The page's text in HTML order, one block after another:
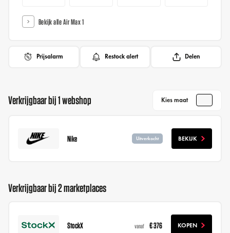
Bekijk alle Air Max 1
Prijsalarm Restock alert Delen
Verkrijgbaar bij 1 webshop Kies maat
Nike Uitverkocht BEKIJK
Verkrijgbaar bij 2 marketplaces
StockX vanaf € 376 KOPEN